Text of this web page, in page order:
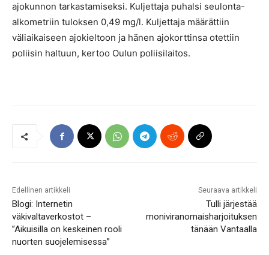
ajokunnon tarkastamiseksi. Kuljettaja puhalsi seulonta-
alkometriin tuloksen 0,49 mg/l. Kuljettaja määrättiin
väliaikaiseen ajokieltoon ja hänen ajokorttinsa otettiin
poliisin haltuun, kertoo Oulun poliisilaitos.
Edellinen artikkeli
Blogi: Internetin
väkivaltaverkostot –
”Aikuisilla on keskeinen rooli
nuorten suojelemisessa”
Seuraava artikkeli
Tulli järjestää
moniviranomaisharjoituksen
tänään Vantaalla